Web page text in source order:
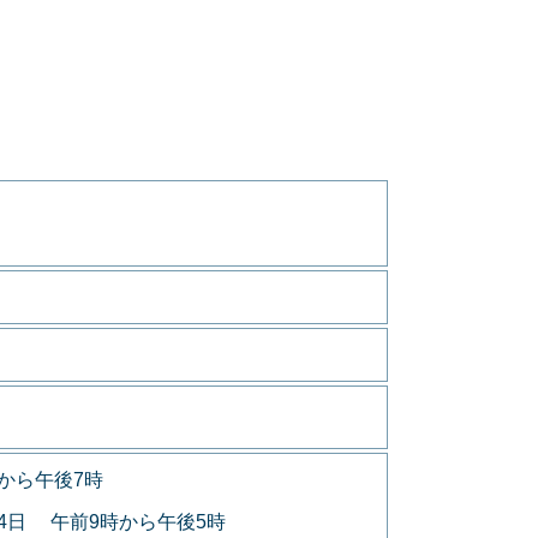
ら午後7時
日 午前9時から午後5時